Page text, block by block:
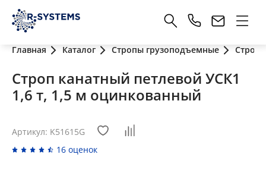
Главная Каталог Стропы грузоподъемные
Строп канатный петлевой УСК1
1,6 т, 1,5 м оцинкованный
Артикул: K51615G
16 оценок